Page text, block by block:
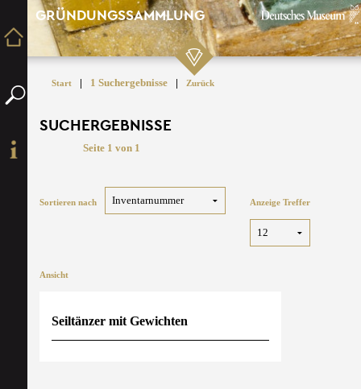
GRÜNDUNGSSAMMLUNG
Start | 1 Suchergebnisse | Zurück
SUCHERGEBNISSE
Seite 1 von 1
Sortieren nach Anzeige Treffer
Ansicht
Seiltänzer mit Gewichten